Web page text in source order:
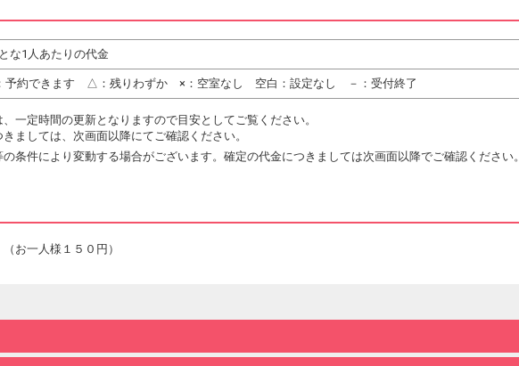
な1人あたりの代金
予約できます △：残りわずか ×：空室なし 空白：設定なし －：受付終了
一定時間の更新となりますので目安としてご覧ください。
ましては、次画面以降にてご確認ください。
条件により変動する場合がございます。確定の代金につきましては次画面以降でご確認ください。
お一人様１５０円）